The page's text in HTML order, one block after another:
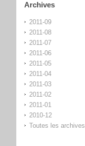
Archives
2011-09
2011-08
2011-07
2011-06
2011-05
2011-04
2011-03
2011-02
2011-01
2010-12
Toutes les archives